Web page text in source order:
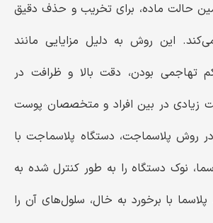
حالت ماده، برای تخریب و حذف دقیق
این روش به دلیل مزایایی مانند
تهاجمی بودن، دقت بالا و ظرافت در
زیادی در بین افراد و متخصصان پوست
روش پلاسماجت، دستگاه پلاسماجت با
نوک دستگاه را به طور کنترل شده به
با برخورد به خال، سلول‌های آن را